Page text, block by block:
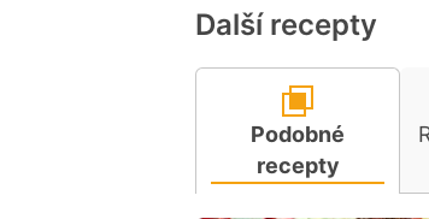
Další recepty
Podobné
recepty